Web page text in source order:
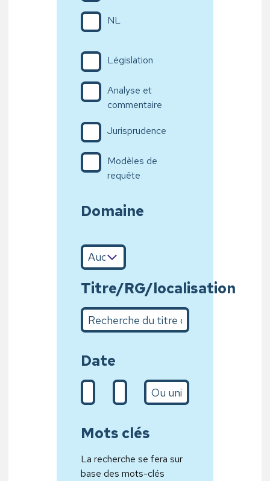
NL
Législation
Analyse et
commentaire
Jurisprudence
Modèles de
requête
Domaine
Titre/RG/localisation
Recherche du titre complet ou sur quelques
Date
De (d/m/Y)A (31/01/2020)
L’année
Mots clés
La recherche se fera sur
base des mots-clés